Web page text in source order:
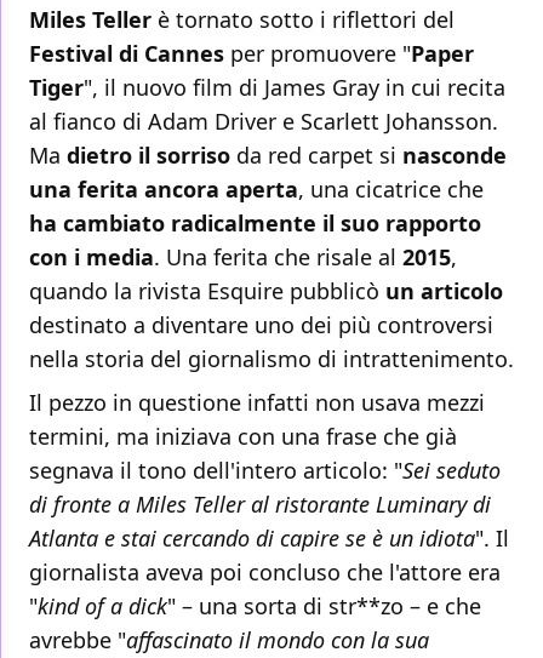
Miles Teller è tornato sotto i riflettori del
Festival di Cannes per promuovere "Paper
Tiger", il nuovo film di James Gray in cui recita
al fianco di Adam Driver e Scarlett Johansson.
Ma dietro il sorriso da red carpet si nasconde
una ferita ancora aperta, una cicatrice che
ha cambiato radicalmente il suo rapporto
con i media. Una ferita che risale al 2015,
quando la rivista Esquire pubblicò un articolo
destinato a diventare uno dei più controversi
nella storia del giornalismo di intrattenimento.
Il pezzo in questione infatti non usava mezzi
termini, ma iniziava con una frase che già
segnava il tono dell'intero articolo: "Sei seduto
di fronte a Miles Teller al ristorante Luminary di
Atlanta e stai cercando di capire se è un idiota". Il
giornalista aveva poi concluso che l'attore era
"kind of a dick" – una sorta di str**zo – e che
avrebbe "affascinato il mondo con la sua